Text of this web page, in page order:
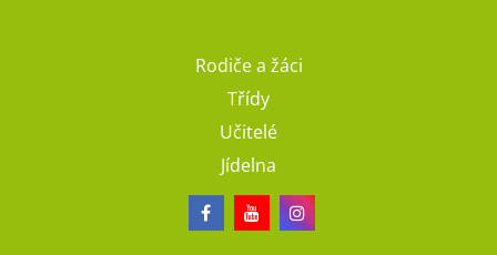
Rodiče a žáci
Třídy
Učitelé
Jídelna